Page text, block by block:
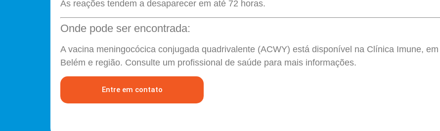
As reações tendem a desaparecer em até 72 horas.
Onde pode ser encontrada:
A vacina meningocócica conjugada quadrivalente (ACWY) está disponível na Clínica Imune, em
Belém e região. Consulte um profissional de saúde para mais informações.
Entre em contato